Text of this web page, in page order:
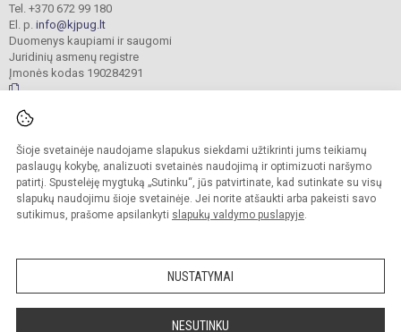
Šioje svetainėje naudojame slapukus siekdami užtikrinti jums teikiamų
paslaugų kokybę, analizuoti svetainės naudojimą ir optimizuoti naršymo
patirtį. Spustelėję mygtuką „Sutinku“, jūs patvirtinate, kad sutinkate su visų
slapukų naudojimu šioje svetainėje. Jei norite atšaukti arba pakeisti savo
sutikimus, prašome apsilankyti slapukų valdymo puslapyje.
NUSTATYMAI
NESUTINKU
Tel. +370 672 99 180
El. p. info@kjpug.lt
Duomenys kaupiami ir saugomi
Juridinių asmenų registre
Įmonės kodas 190284291
saugomos.
Kopijuoti turinį be raštiško gimnazijos sutikimo griežtai draudžiama.
Versija neįgaliesiems Slapukų valdymas
Sumanus būdas atnaujinti